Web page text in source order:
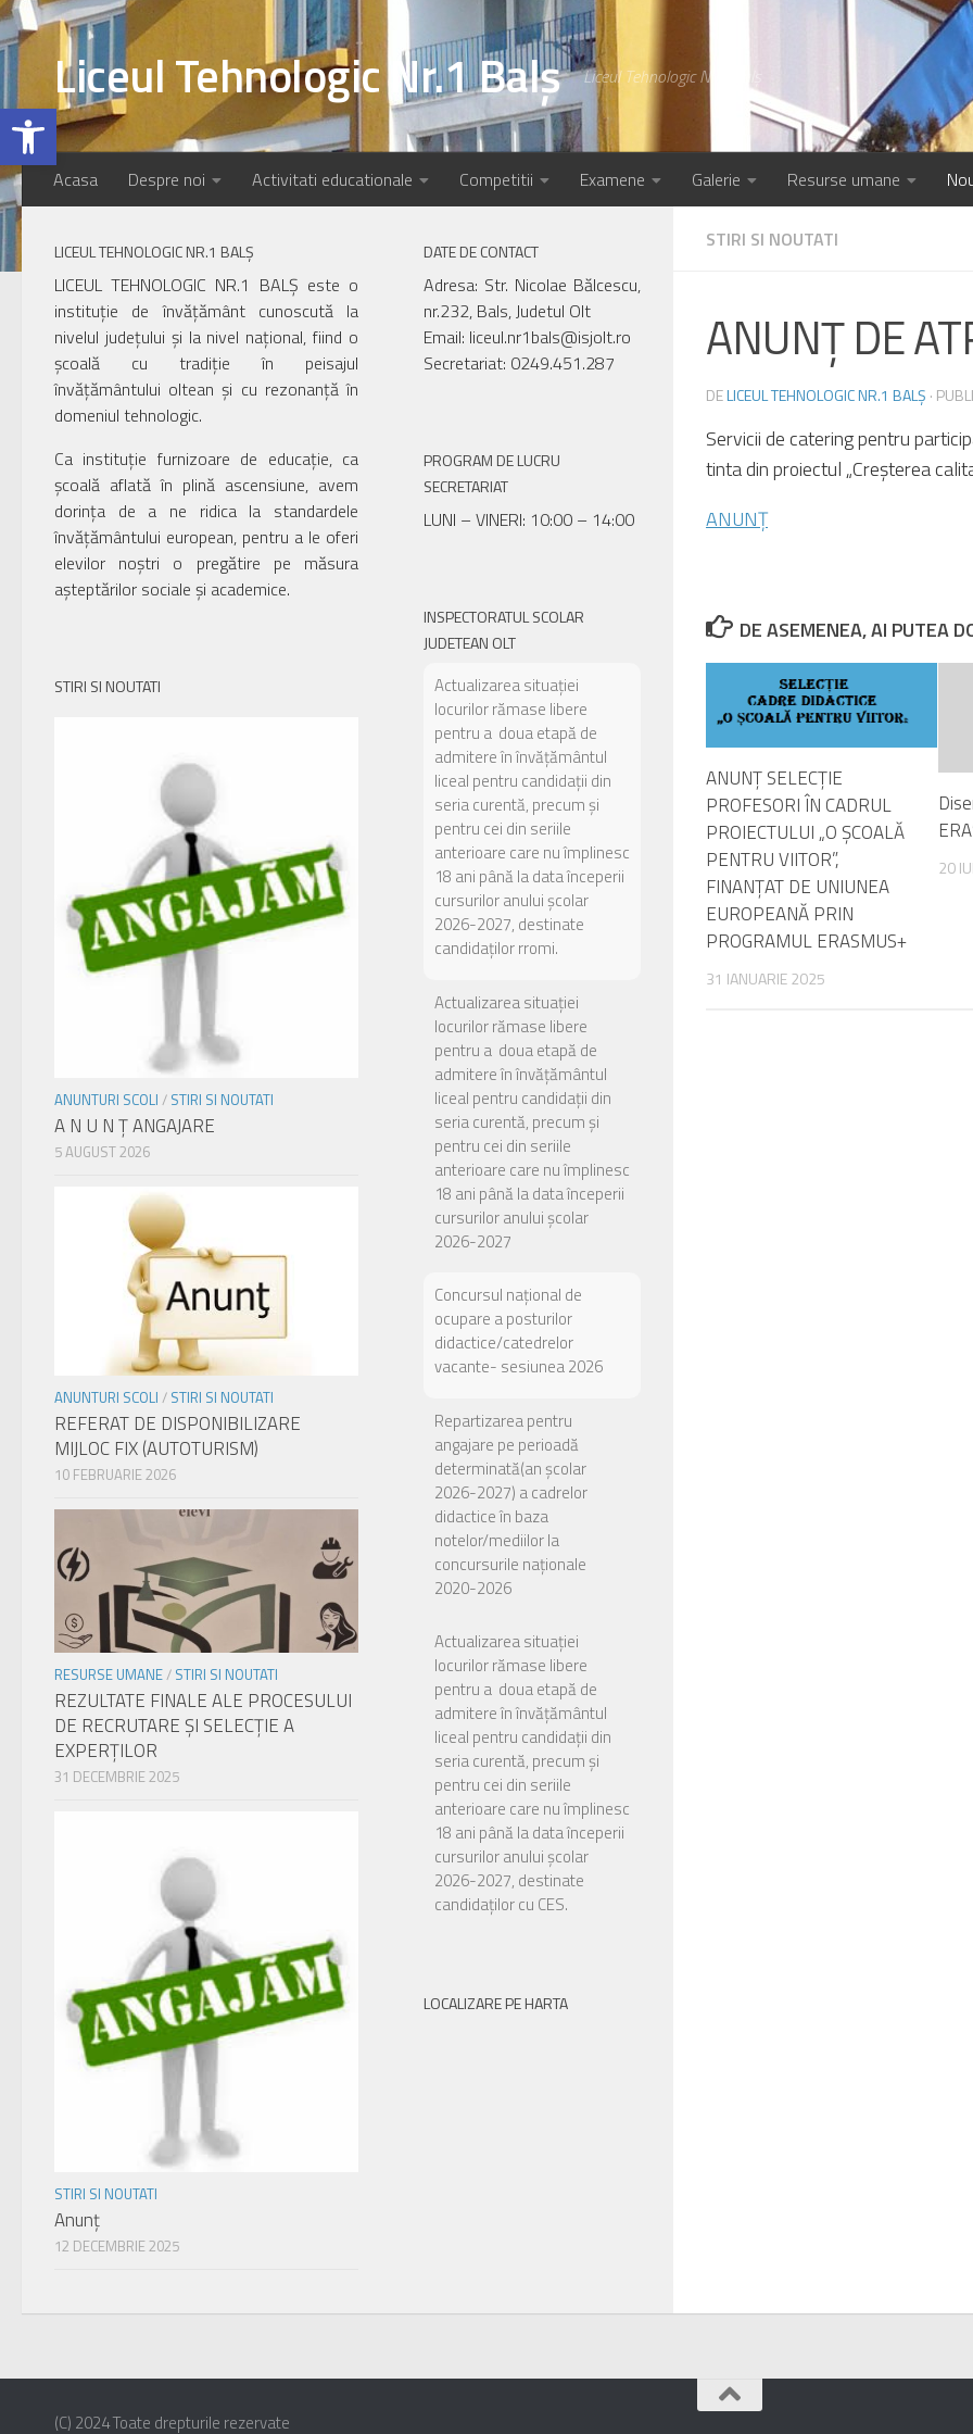
Deschide bara de unelte
Skip to content
Liceul Tehnologic Nr.1 Balș Liceul Tehnologic Nr.1 Balș
Acasa Despre noi Activitati educationale Competitii Examene Galerie Resurse umane
STIRI SI NOUTATI
ANUNŢ DE
DELICEUL TEHNOLOGIC NR.1 BALȘ ·
Servicii de catering pentru
tinta din proiectul „Creşterea
ANUNȚ
DE ASEMENEA, AI PUTEA
ANUNȚ SELECȚIE
PROFESORI ÎN CADRUL
PROIECTULUI „O ȘCOALĂ
PENTRU VIITOR”,
FINANȚAT DE UNIUNEA
EUROPEANĂ PRIN
PROGRAMUL ERASMUS+
31 IANUARIE 2025
20
LICEUL TEHNOLOGIC NR.1 BALȘ
LICEUL TEHNOLOGIC NR.1 BALȘ este o
instituție de învățământ cunoscută la
nivelul județului și la nivel național, fiind o
școală cu tradiție în peisajul
învățământului oltean și cu rezonanță în
domeniul tehnologic.
Ca instituție furnizoare de educație, ca
școală aflată în plină ascensiune, avem
dorința de a ne ridica la standardele
învățământului european, pentru a le oferi
elevilor noștri o pregătire pe măsura
așteptărilor sociale și academice.
STIRI SI NOUTATI
ANUNTURI SCOLI / STIRI SI NOUTATI
A N U N Ţ ANGAJARE
5 AUGUST 2026
ANUNTURI SCOLI / STIRI SI NOUTATI
REFERAT DE DISPONIBILIZARE
MIJLOC FIX (AUTOTURISM)
10 FEBRUARIE 2026
RESURSE UMANE/ STIRI SI NOUTATI
REZULTATE FINALE ALE PROCESULUI
DE RECRUTARE ŞI SELECŢIE A
EXPERŢILOR
31 DECEMBRIE 2025
STIRI SI NOUTATI
Anunț
12 DECEMBRIE 2025
DATE DE CONTACT
Adresa: Str. Nicolae Bălcescu,
nr.232, Bals, Judetul Olt
Email: liceul.nr1bals@isjolt.ro
Secretariat: 0249.451.287
PROGRAM DE LUCRU
SECRETARIAT
LUNI – VINERI: 10:00 – 14:00
INSPECTORATUL SCOLAR
JUDETEAN OLT
Actualizarea situației
locurilor rămase libere
pentru a doua etapă de
admitere în învățământul
liceal pentru candidații din
seria curentă, precum și
pentru cei din seriile
anterioare care nu împlinesc
18 ani până la data începerii
cursurilor anului școlar
2026-2027, destinate
candidaților rromi.
Actualizarea situației
locurilor rămase libere
pentru a doua etapă de
admitere în învățământul
liceal pentru candidații din
seria curentă, precum și
pentru cei din seriile
anterioare care nu împlinesc
18 ani până la data începerii
cursurilor anului școlar
2026-2027
Concursul național de
ocupare a posturilor
didactice/catedrelor
vacante- sesiunea 2026
Repartizarea pentru
angajare pe perioadă
determinată(an școlar
2026-2027) a cadrelor
didactice în baza
notelor/mediilor la
concursurile naționale
2020-2026
Actualizarea situației
locurilor rămase libere
pentru a doua etapă de
admitere în învățământul
liceal pentru candidații din
seria curentă, precum și
pentru cei din seriile
anterioare care nu împlinesc
18 ani până la data începerii
cursurilor anului școlar
2026-2027, destinate
candidaților cu CES.
LOCALIZARE PE HARTA
(C) 2024 Toate drepturile rezervate